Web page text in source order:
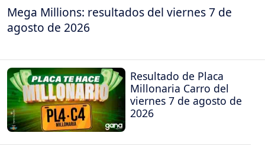
Mega Millions: resultados del viernes 7 de
agosto de 2026
Resultado de Placa
Millonaria Carro del
viernes 7 de agosto de
2026